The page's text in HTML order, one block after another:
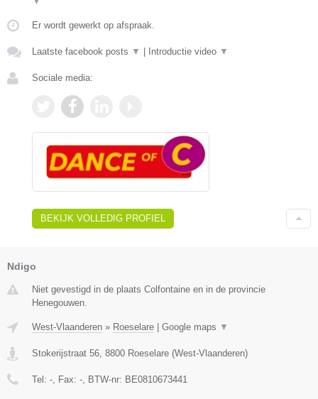
Er wordt gewerkt op afspraak.
Laatste facebook posts ▼ | Introductie video ▼
Sociale media:
BEKIJK VOLLEDIG PROFIEL
Ndigo
Niet gevestigd in de plaats Colfontaine en in de provincie
Henegouwen.
West-Vlaanderen » Roeselare Google maps ▼
Stokerijstraat 56 8800 Roeselare (West-Vlaanderen)
Tel: - , Fax: - , BTW-nr: BE0810673441